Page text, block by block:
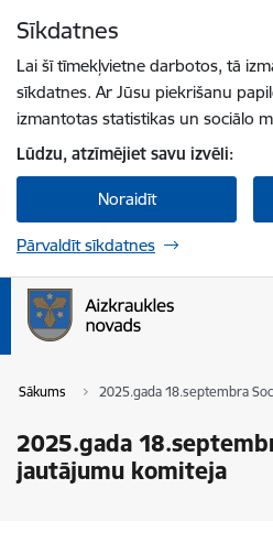
Sīkdatnes
Lai šī tīmekļvietne darbotos, tā
sīkdatnes. Ar Jūsu piekrišanu
izmantotas statistikas un sociālo
Lūdzu, atzīmējiet savu izvēli:
Noraidīt
Pārvaldīt sīkdatnes
Sākums 2025.gada 18.septembra
2025.gada
jautājumu komiteja